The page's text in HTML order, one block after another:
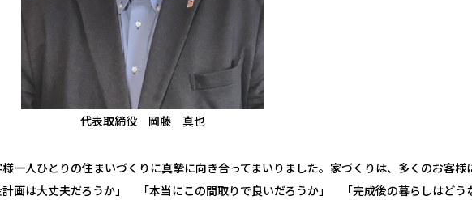
代表取締役 岡藤 真也
一人ひとりの住まいづくりに真摯に向き合ってまいりました。家づくりは、多くのお客様
画は大丈夫だろうか」 「本当にこの間取りで良いだろうか」 「完成後の暮らしはどう